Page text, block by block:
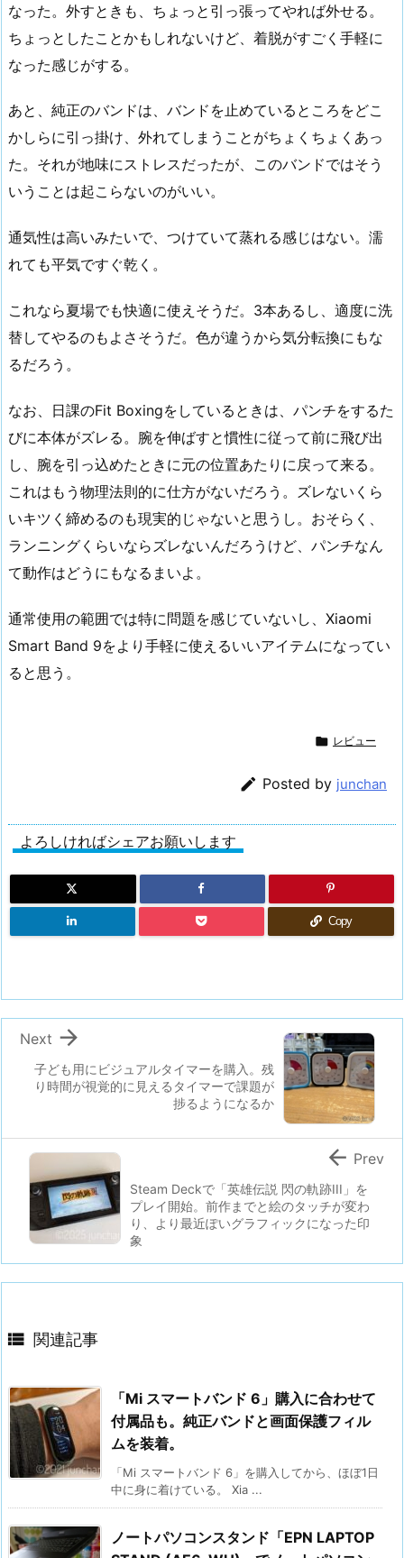
なった。外すときも、ちょっと引っ張ってやれば外せる。
ちょっとしたことかもしれないけど、着脱がすごく手軽に
なった感じがする。
あと、純正のバンドは、バンドを止めているところをどこ
かしらに引っ掛け、外れてしまうことがちょくちょくあっ
た。それが地味にストレスだったが、このバンドではそう
いうことは起こらないのがいい。
通気性は高いみたいで、つけていて蒸れる感じはない。濡
れても平気ですぐ乾く。
これなら夏場でも快適に使えそうだ。3本あるし、適度に洗
替してやるのもよさそうだ。色が違うから気分転換にもな
るだろう。
なお、日課のFit Boxingをしているときは、パンチをするた
びに本体がズレる。腕を伸ばすと慣性に従って前に飛び出
し、腕を引っ込めたときに元の位置あたりに戻って来る。
これはもう物理法則的に仕方がないだろう。ズレないくら
いキツく締めるのも現実的じゃないと思うし。おそらく、
ランニングくらいならズレないんだろうけど、パンチなん
て動作はどうにもなるまいよ。
通常使用の範囲では特に問題を感じていないし、Xiaomi
Smart Band 9をより手軽に使えるいいアイテムになってい
ると思う。
 レビュー
 Posted by junchan
よろしければシェアお願いします
Copy
子ども用にビジュアルタイマーを購入。残
り時間が視覚的に見えるタイマーで課題が
捗るようになるか

Next
Steam Deckで「英雄伝説 閃の軌跡III」を
プレイ開始。前作までと絵のタッチが変わ
り、より最近ぽいグラフィックになった印
象
 Prev
 関連記事
「Mi スマートバンド 6」購入に合わせて
付属品も。純正バンドと画面保護フィル
ムを装着。
「Mi スマートバンド 6」を購入してから、ほぼ1日
中に身に着けている。 Xia ...
ノートパソコンスタンド「EPN LAPTOP